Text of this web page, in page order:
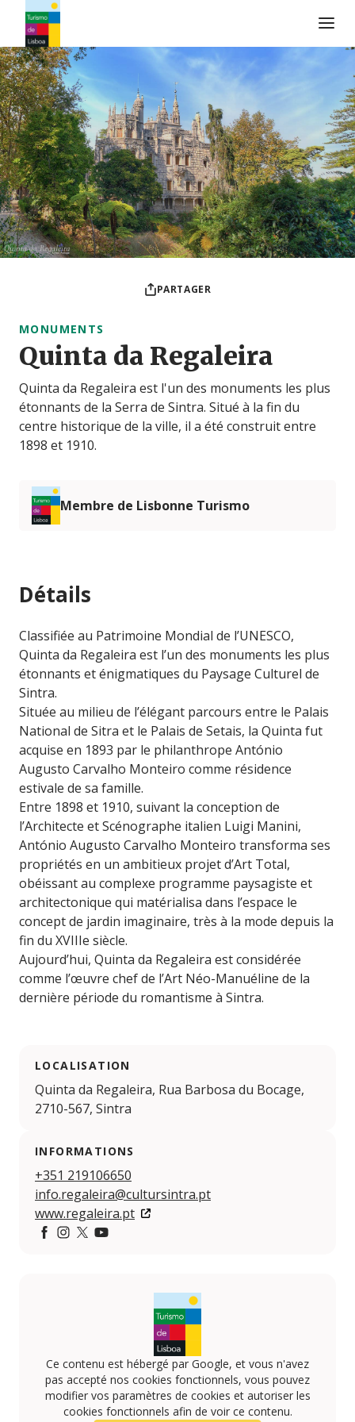
Logo de Turismo de Lisboa
PARTAGER
MONUMENTS
Quinta da Regaleira
Quinta da Regaleira est l'un des monuments les plus
étonnants de la Serra de Sintra. Situé à la fin du
centre historique de la ville, il a été construit entre
1898 et 1910.
Membre de Lisbonne Turismo
Détails
Classifiée au Patrimoine Mondial de l’UNESCO,
Quinta da Regaleira est l’un des monuments les plus
étonnants et énigmatiques du Paysage Culturel de
Sintra.
Située au milieu de l’élégant parcours entre le Palais
National de Sitra et le Palais de Setais, la Quinta fut
acquise en 1893 par le philanthrope António
Augusto Carvalho Monteiro comme résidence
estivale de sa famille.
Entre 1898 et 1910, suivant la conception de
l’Architecte et Scénographe italien Luigi Manini,
António Augusto Carvalho Monteiro transforma ses
propriétés en un ambitieux projet d’Art Total,
obéissant au complexe programme paysagiste et
architectonique qui matérialisa dans l’espace le
concept de jardin imaginaire, très à la mode depuis la
fin du XVIIIe siècle.
Aujourd’hui, Quinta da Regaleira est considérée
comme l’œuvre chef de l’Art Néo-Manuéline de la
dernière période du romantisme à Sintra.
LOCALISATION
Quinta da Regaleira, Rua Barbosa du Bocage,
2710-567, Sintra
INFORMATIONS
+351 219106650
info.regaleira@cultursintra.pt
www.regaleira.pt
Ce contenu est hébergé par Google, et vous n'avez
pas accepté nos cookies fonctionnels, vous pouvez
modifier vos paramètres de cookies et autoriser les
cookies fonctionnels afin de voir ce contenu.